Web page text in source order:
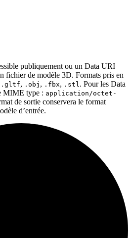
publiquement ou un Data URI
fichier de modèle 3D. Formats pris en
.gltf, .obj , .fbx, .stl. Pour les Data
MIME type : application/octet-
de sortie conservera le format
d’entrée.